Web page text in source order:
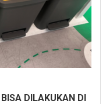
DILAKUKAN DI